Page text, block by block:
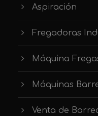
Aspiración
Fregadoras
Máquina
Máquinas
Venta de